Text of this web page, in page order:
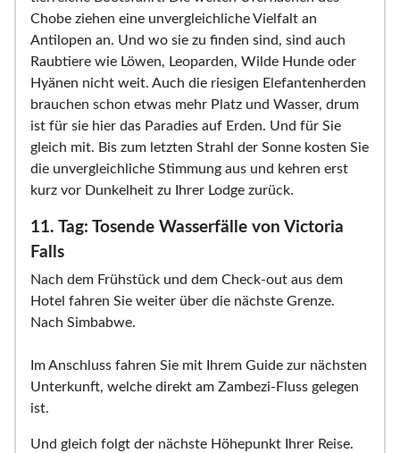
Chobe ziehen eine unvergleichliche Vielfalt an
Antilopen an. Und wo sie zu finden sind, sind auch
Raubtiere wie Löwen, Leoparden, Wilde Hunde oder
Hyänen nicht weit. Auch die riesigen Elefantenherden
brauchen schon etwas mehr Platz und Wasser, drum
ist für sie hier das Paradies auf Erden. Und für Sie
gleich mit. Bis zum letzten Strahl der Sonne kosten Sie
die unvergleichliche Stimmung aus und kehren erst
kurz vor Dunkelheit zu Ihrer Lodge zurück.
11. Tag: Tosende Wasserfälle von Victoria
Falls
Nach dem Frühstück und dem Check-out aus dem
Hotel fahren Sie weiter über die nächste Grenze.
Nach Simbabwe.
Im Anschluss fahren Sie mit Ihrem Guide zur nächsten
Unterkunft, welche direkt am Zambezi-Fluss gelegen
ist.
Und gleich folgt der nächste Höhepunkt Ihrer Reise.